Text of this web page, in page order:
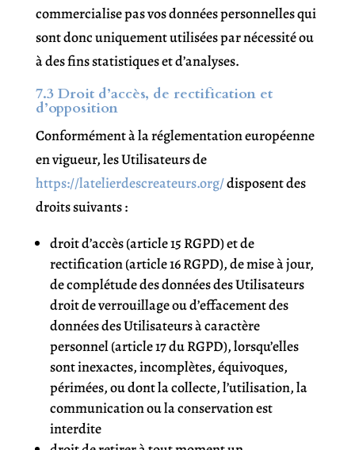
commercialise pas vos données personnelles qui
sont donc uniquement utilisées par nécessité ou
à des fins statistiques et d’analyses.
7.3 Droit d’accès, de rectification et
d’opposition
Conformément à la réglementation européenne
en vigueur, les Utilisateurs de
https://latelierdescreateurs.org/disposent des
droits suivants :
droit d’accès (article 15 RGPD) et de
rectification (article 16 RGPD), de mise à jour,
de complétude des données des Utilisateurs
droit de verrouillage ou d’effacement des
données des Utilisateurs à caractère
personnel (article 17 du RGPD), lorsqu’elles
sont inexactes, incomplètes, équivoques,
périmées, ou dont la collecte, l’utilisation, la
communication ou la conservation est
interdite